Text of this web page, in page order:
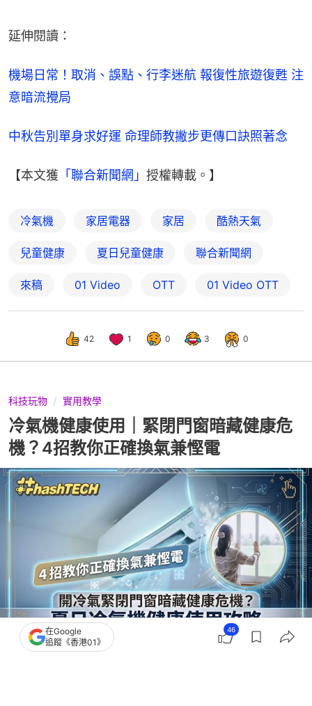
延伸閱讀：
機場日常！取消、誤點、行李迷航 報復性旅遊復甦 注
意暗流攪局
中秋告別單身求好運 命理師教撇步更傳口訣照著念
【本文獲 「聯合新聞網」 授權轉載。】
冷氣機 家居電器 家居 酷熱天氣
兒童健康 夏日兒童健康 聯合新聞網
來稿 01 Video OTT 01‌ ‌Video‌ ‌OTT
42 1 0 3 0
科技玩物 實用教學
冷氣機健康使用｜緊閉門窗暗藏健康危
機？4招教你正確換氣兼慳電
撰文：黃浩晉
在Google
追蹤《香港01》
46